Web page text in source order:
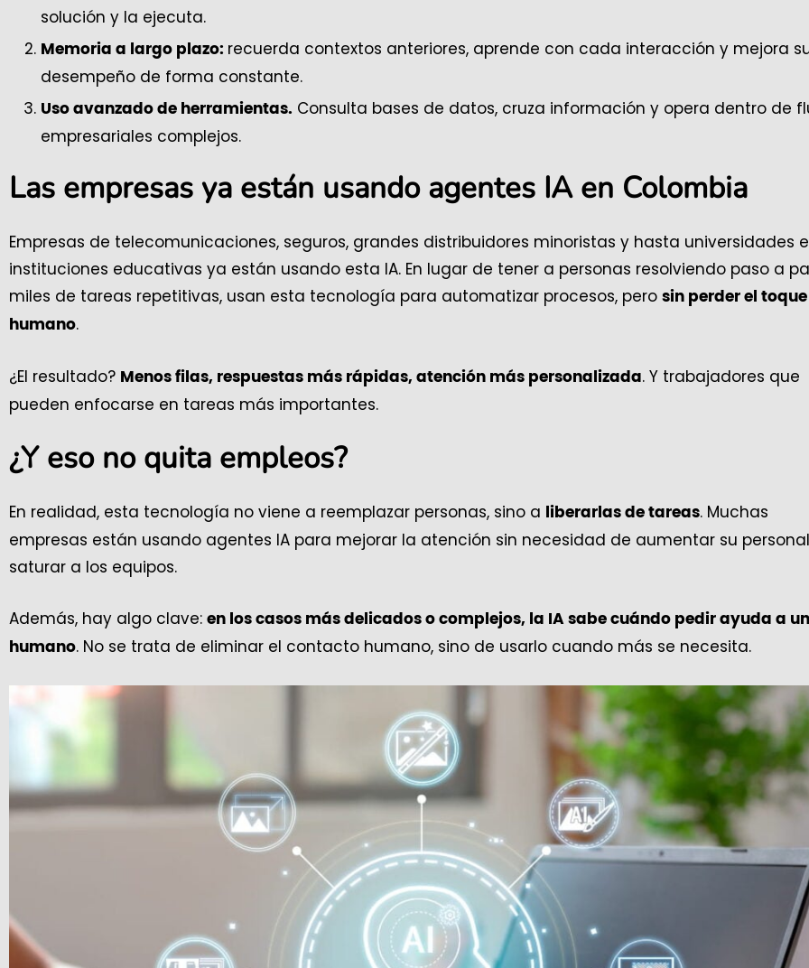
solución y la ejecuta.
Memoria a largo plazo: recuerda contextos anteriores, aprende con cada interacción y mejora
desempeño de forma constante.
Uso avanzado de herramientas. Consulta bases de datos, cruza información y opera dentro de
empresariales complejos.
Las empresas ya están usando agentes IA en Colombia
Empresas de telecomunicaciones, seguros, grandes distribuidores minoristas y hasta universidades e
instituciones educativas ya están usando esta IA. En lugar de tener a personas resolviendo paso a
miles de tareas repetitivas, usan esta tecnología para automatizar procesos, pero sin perder el toque
humano.
¿El resultado? Menos filas, respuestas más rápidas, atención más personalizada. Y trabajadores que
pueden enfocarse en tareas más importantes.
¿Y eso no quita empleos?
En realidad, esta tecnología no viene a reemplazar personas, sino a liberarlas de tareas. Muchas
empresas están usando agentes IA para mejorar la atención sin necesidad de aumentar su
saturar a los equipos.
Además, hay algo clave: en los casos más delicados o complejos, la IA sabe cuándo pedir ayuda a un
humano. No se trata de eliminar el contacto humano, sino de usarlo cuando más se necesita.